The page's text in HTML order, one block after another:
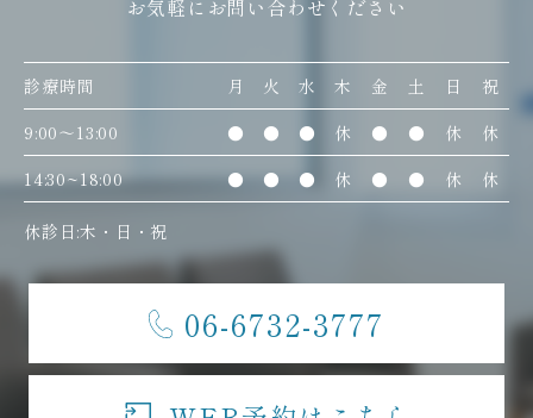
お気軽にお問い合わせください
診療時間 月 火 水 木 金 土 日
祝
9:00〜13:00
● ● ● 休 ● ● 休
休
14:30~18:00
● ● ● 休 ● ● 休 休
休診日:木・日・祝
06-6732-3777